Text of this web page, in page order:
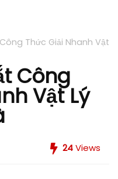
Thức Giải Nhanh Vật
Công
Vật Lý
24Views